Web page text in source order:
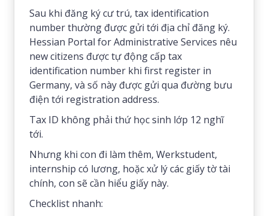
Sau khi đăng ký cư trú, tax identification
number thường được gửi tới địa chỉ đăng ký.
Hessian Portal for Administrative Services nêu
new citizens được tự động cấp tax
identification number khi first register in
Germany, và số này được gửi qua đường bưu
điện tới registration address.
Tax ID không phải thứ học sinh lớp 12 nghĩ
tới.
Nhưng khi con đi làm thêm, Werkstudent,
internship có lương, hoặc xử lý các giấy tờ tài
chính, con sẽ cần hiểu giấy này.
Checklist nhanh: